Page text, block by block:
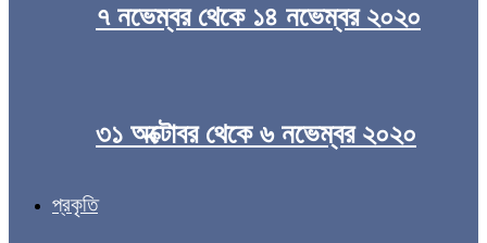
৭ নভেম্বর থেকে ১৪ নভেম্বর ২০২০
৩১ অক্টোবর থেকে ৬ নভেম্বর ২০২০
প্রকৃতি